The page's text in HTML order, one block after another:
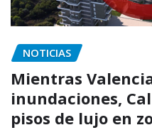
NOTICIAS
Mientras
inundaciones,
pisos de lujo en